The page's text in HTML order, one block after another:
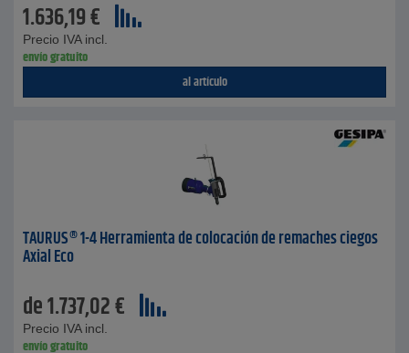
1.636,19€
Precio IVA incl.
envío gratuito
al artículo
TAURUS® 1-4 Herramienta de colocación de remaches ciegos
Axial Eco
de1.737,02€
Precio IVA incl.
envío gratuito